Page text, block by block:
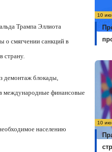
Трампа Эллиота
о смягчении санкций в
страну.
демонтаж блокады,
международные финансовые
населению
10
10